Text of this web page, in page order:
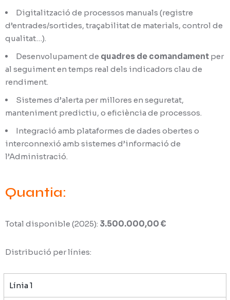
Digitalització de processos manuals (registre
d’entrades/sortides, traçabilitat de materials, control de
qualitat…).
Desenvolupament de quadres de comandament per
al seguiment en temps real dels indicadors clau de
rendiment.
Sistemes d’alerta per millores en seguretat,
manteniment predictiu, o eficiència de processos.
Integració amb plataformes de dades obertes o
interconnexió amb sistemes d’informació de
l’Administració.
Quantia:
Total disponible (2025): 3.500.000,00 €
Distribució per línies:
Línia 1